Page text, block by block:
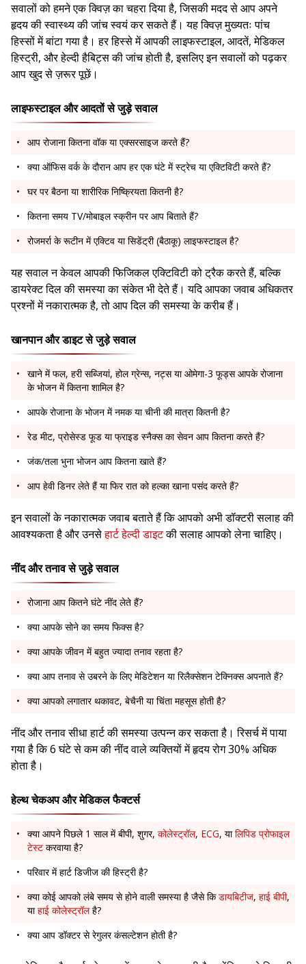
सवालों को हमने एक क्विज़ का चहरा दिया है, जिसकी मदद से आप अपने
हृदय की स्वास्थ्य की जांच स्वयं कर सकते हैं। यह क्विज़ मुख्यतः पांच
हिस्सों में बांटा गया है। हर हिस्से में आपकी लाइफस्टाइल, आदतें, मेडिकल
हिस्ट्री, और हेल्दी हैबिट्स की जांच होती है, इसलिए इन सवालों को पढ़कर
आप खुद से ज़रूर पूछें।
लाइफस्टाइल और आदतों से जुड़े सवाल
आप रोजाना कितना वॉक या एक्सरसाइज करते हैं?
क्या ऑफिस वर्क के दौरान आप हर एक घंटे में स्ट्रेच या एक्टिविटी करते हैं?
घर पर बैठना या शारीरिक निष्क्रियता कितनी है?
कितना समय TV/मोबाइल स्क्रीन पर आप बिताते हैं?
रोजमर्रा के रूटीन में एक्टिव या सिडेंट्री (बैठाकू) लाइफस्टाइल है?
यह सवाल न केवल आपकी फिजिकल एक्टिविटी को ट्रैक करते हैं, बल्कि
डायरेक्ट दिल की समस्या का संकेत भी देते हैं। यदि आपका जवाब अधिकतर
प्रश्नों में नकारात्मक है, तो आप दिल की समस्या के करीब हैं।
खानपान और डाइट से जुड़े सवाल
खाने में फल, हरी सब्जियां, होल ग्रेन्स, नट्स या ओमेगा-3 फूड्स आपके रोजाना
के भोजन में कितना शामिल है?
आपके रोजाना के भोजन में नमक या चीनी की मात्रा कितनी है?
रेड मीट, प्रोसेस्ड फूड या फ्राइड स्नैक्स का सेवन आप कितना करते हैं?
जंक/तला भुना भोजन आप कितना खाते हैं?
आप हेवी डिनर लेते हैं या फिर रात को हल्का खाना पसंद करते हैं?
इन सवालों के नकारात्मक जवाब बताते हैं कि आपको अभी डॉक्टरी सलाह की
आवश्यकता है और उनसेहार्ट हेल्दी डाइटकी सलाह आपको लेना चाहिए।
नींद और तनाव से जुड़े सवाल
रोजाना आप कितने घंटे नींद लेते हैं?
क्या आपके सोने का समय फिक्स है?
क्या आपके जीवन में बहुत ज्यादा तनाव रहता है?
क्या आप तनाव से उबरने के लिए मेडिटेशन या रिलैक्सेशन टेक्निक्स अपनाते हैं?
क्या आपको लगातार थकावट, बेचैनी या चिंता महसूस होती है?
नींद और तनाव सीधा हार्ट की समस्या उत्पन्न कर सकता है। रिसर्च में पाया
गया है कि 6 घंटे से कम की नींद वाले व्यक्तियों में हृदय रोग 30% अधिक
होता है।
हेल्थ चेकअप और मेडिकल फैक्टर्स
क्या आपने पिछले 1 साल में बीपी, शुगर, कोलेस्ट्रॉल, ECG, यालिपिड प्रोफाइल
टेस्ट करवाया है?
परिवार में हार्ट डिजीज की हिस्ट्री है?
क्या कोई आपको लंबे समय से होने वाली समस्या है जैसे किडायबिटीज, हाई बीपी,
याहाई कोलेस्ट्रॉलहै?
क्या आप डॉक्टर से रेगुलर कंसल्टेशन होती है?